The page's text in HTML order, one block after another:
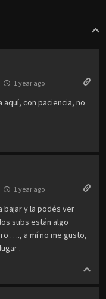
1 year ago
con paciencia, no
1 year ago
bajar y la podés ver
subs están algo
…., a mí no me gusto,
.